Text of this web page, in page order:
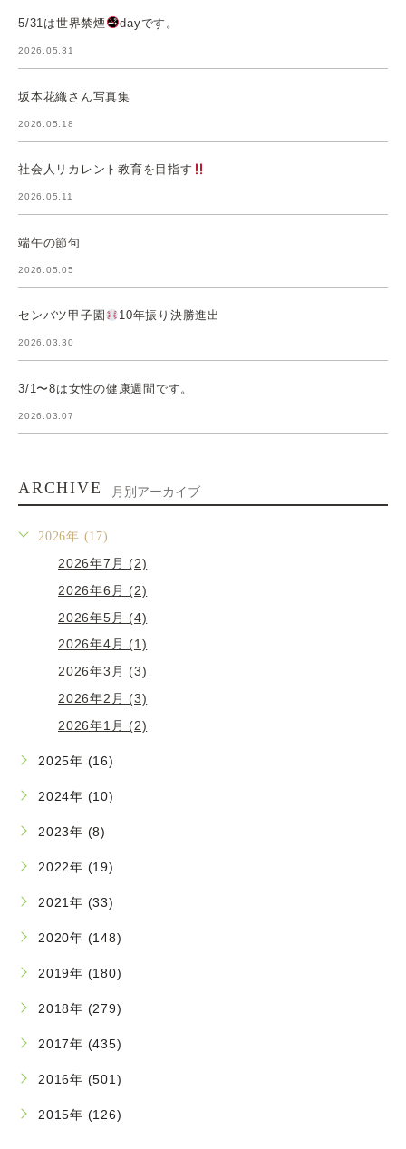
5/31は世界禁煙 dayです。
2026.05.31
坂本花織さん写真集
2026.05.18
社会人リカレント教育を目指す
2026.05.11
端午の節句
2026.05.05
センバツ甲子園 10年振り決勝進出
2026.03.30
3/1〜8は女性の健康週間です。
2026.03.07
ARCHIVE 月別アーカイブ
2026年 (17)
2026年7月 (2)
2026年6月 (2)
2026年5月 (4)
2026年4月 (1)
2026年3月 (3)
2026年2月 (3)
2026年1月 (2)
2025年 (16)
2024年 (10)
2023年 (8)
2022年 (19)
2021年 (33)
2020年 (148)
2019年 (180)
2018年 (279)
2017年 (435)
2016年 (501)
2015年 (126)